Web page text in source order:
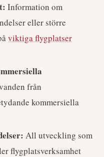
Information om
eller större
viktiga flygplatser
från
kommersiella
All utveckling som
flygplatsverksamhet